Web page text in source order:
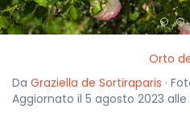
Orto
Da Graziella de Sortiraparis ·
Aggiornato il 5 agosto 2023 alle